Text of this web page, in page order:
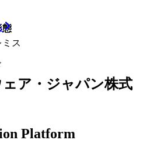
ア・ジャパン株式
Platform